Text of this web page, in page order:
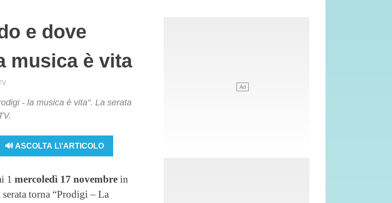
e dove
musica è vita
- la musica è vita". La serata
🔊 ASCOLTA L\'ARTICOLO
1 mercoledì 17 novembre in
torna “Prodigi – La